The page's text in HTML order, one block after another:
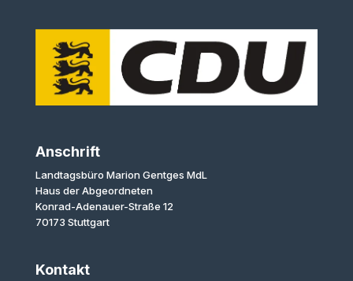
Anschrift
Landtagsbüro Marion Gentges MdL
Haus der Abgeordneten
Konrad-Adenauer-Straße 12
70173 Stuttgart
Kontakt